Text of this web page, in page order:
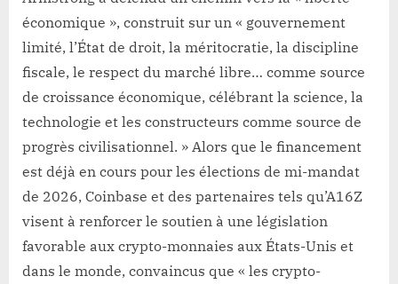
économique », construit sur un « gouvernement
limité, l’État de droit, la méritocratie, la discipline
fiscale, le respect du marché libre… comme source
de croissance économique, célébrant la science, la
technologie et les constructeurs comme source de
progrès civilisationnel. » Alors que le financement
est déjà en cours pour les élections de mi-mandat
de 2026, Coinbase et des partenaires tels qu’A16Z
visent à renforcer le soutien à une législation
favorable aux crypto-monnaies aux États-Unis et
dans le monde, convaincus que « les crypto-